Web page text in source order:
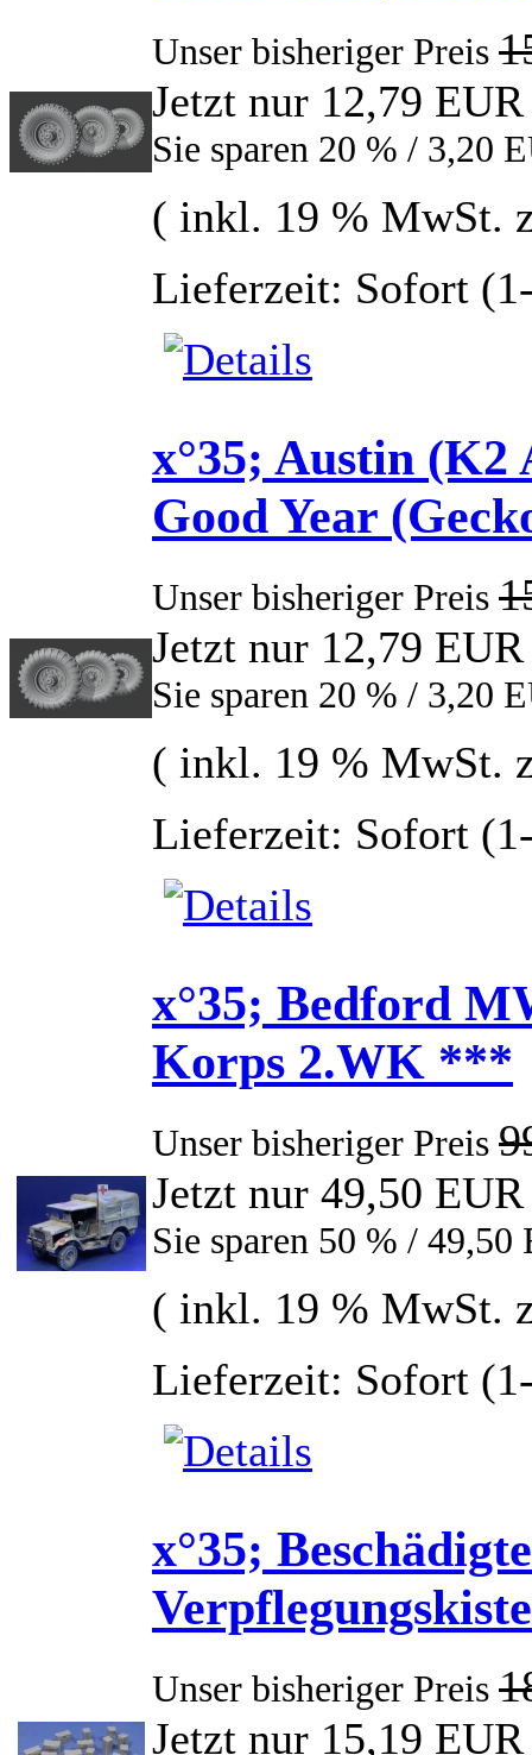
Unser bisheriger Preis
Jetzt nur 12,79 EUR
Sie sparen 20 % / 3,20
( inkl. 19 % MwSt.
Lieferzeit: Sofort
x°35; Austin (K2
Good Year
Unser bisheriger Preis
Jetzt nur 12,79 EUR
Sie sparen 20 % / 3,20
( inkl. 19 % MwSt.
Lieferzeit: Sofort
x°35; Bedford
Korps 2.WK ***
Unser bisheriger Preis
Jetzt nur 49,50 EUR
Sie sparen 50 % / 49,50
( inkl. 19 % MwSt.
Lieferzeit: Sofort
x°35;
Unser bisheriger Preis
Jetzt nur 15,19 EUR